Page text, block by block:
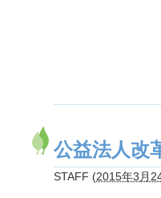
公益法人改
STAFF (2015年3月